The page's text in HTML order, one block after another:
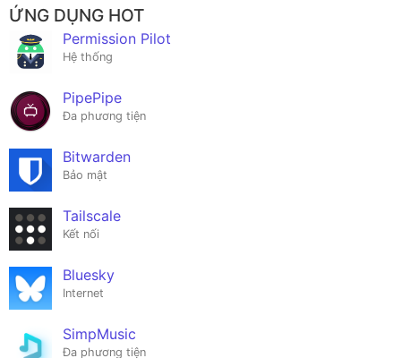
ỨNG DỤNG HOT
Permission Pilot
Hệ thống
PipePipe
Đa phương tiện
Bitwarden
Bảo mật
Tailscale
Kết nối
Bluesky
Internet
SimpMusic
Đa phương tiện